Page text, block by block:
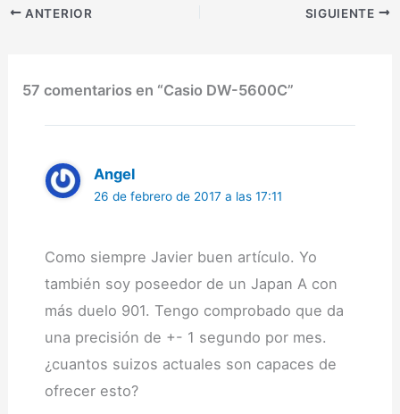
de 1987. Por tanto es un
ANTERIOR SIGUIENTE
57 comentarios en “Casio DW-5600C”
Angel
26 de febrero de 2017 a las 17:11
Como siempre Javier buen artículo. Yo
también soy poseedor de un Japan A con
más duelo 901. Tengo comprobado que da
una precisión de +- 1 segundo por mes.
¿cuantos suizos actuales son capaces de
ofrecer esto?